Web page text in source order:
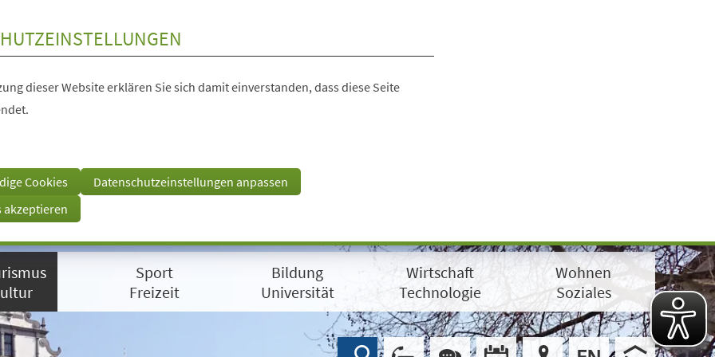
dieser Website erklären Sie sich damit einverstanden, dass diese Seite
Cookies
Datenschutzeinstellungen anpassen
akzeptieren
Sport
Freizeit
Bildung
Universität
Wirtschaft
Technologie
Wohnen
Soziales